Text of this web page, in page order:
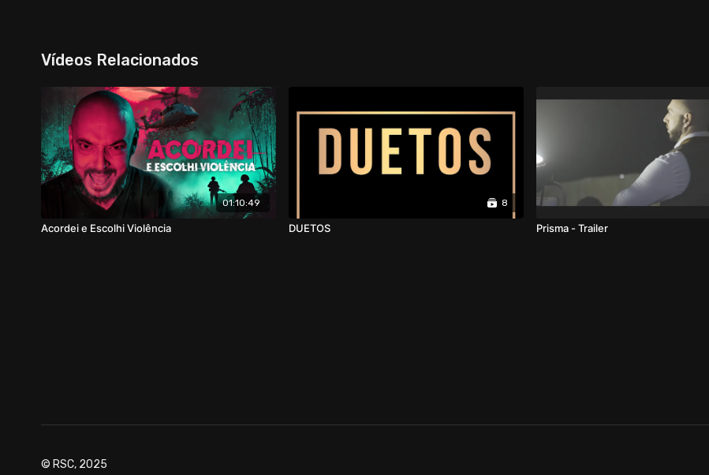
Vídeos Relacionados
01:10:49
Acordei e Escolhi Violência
8
DUETOS Prisma - Trailer
© RSC, 2025